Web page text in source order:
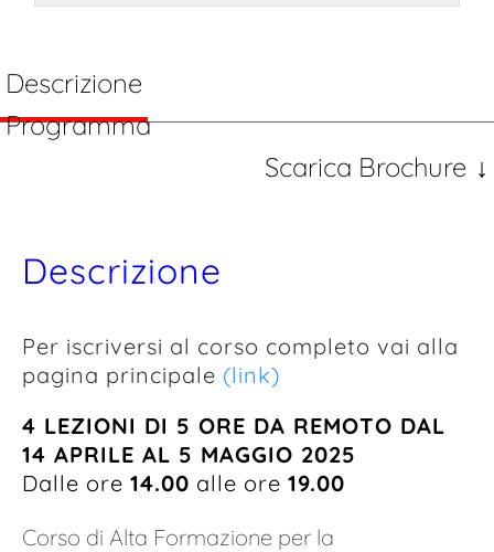
Descrizione
Programma
Scarica Brochure
Descrizione
Per iscriversi al corso completo vai alla
pagina principale (link)
4 LEZIONI DI 5 ORE DA REMOTO DAL
14 APRILE AL 5 MAGGIO 2025
Dalle ore 14.00 alle ore 19.00
Corso di Alta Formazione per la